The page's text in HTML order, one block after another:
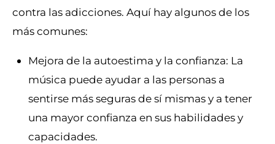
contra las adicciones. Aquí hay algunos de los
más comunes:
Mejora de la autoestima y la confianza: La
música puede ayudar a las personas a
sentirse más seguras de sí mismas y a tener
una mayor confianza en sus habilidades y
capacidades.